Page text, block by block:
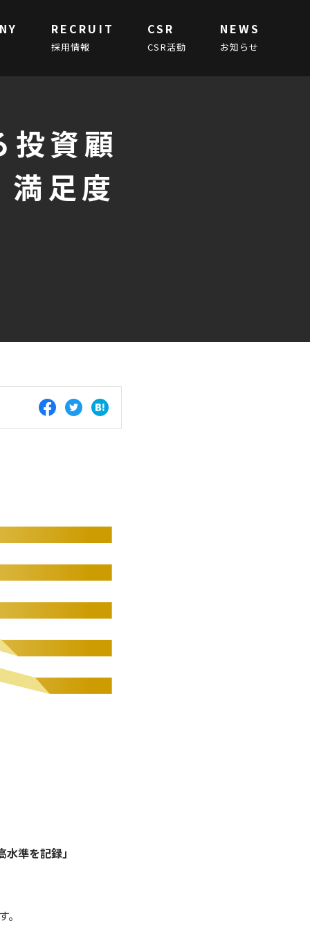
RECRUIT
採用情報
CSR
CSR活動
NEWS
お知らせ
投資顧
足度
準を記録」